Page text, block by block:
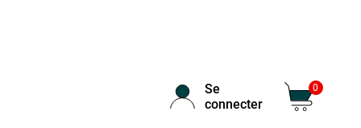
Se
connecter
0